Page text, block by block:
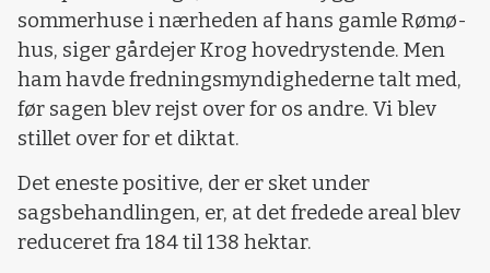
sommerhuse i nærheden af hans gamle Rømø-
hus, siger gårdejer Krog hovedrystende. Men
ham havde fredningsmyndighederne talt med,
før sagen blev rejst over for os andre. Vi blev
stillet over for et diktat.
Det eneste positive, der er sket under
sagsbehandlingen, er, at det fredede areal blev
reduceret fra 184 til 138 hektar.